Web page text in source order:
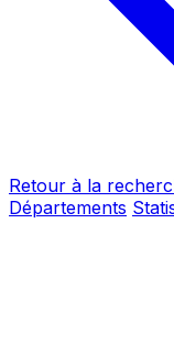
Retour à la
Départements